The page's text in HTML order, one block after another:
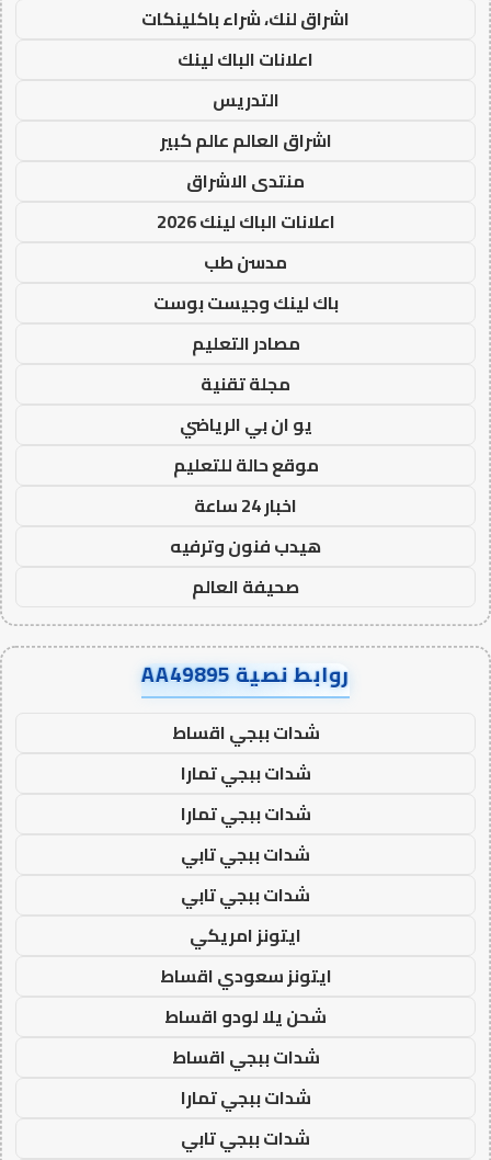
اشراق لنك، شراء باكلينكات
اعلانات الباك لينك
التدريس
اشراق العالم عالم كبير
منتدى الاشراق
اعلانات الباك لينك 2026
مدسن طب
باك لينك وجيست بوست
مصادر التعليم
مجلة تقنية
يو ان بي الرياضي
موقع حالة للتعليم
اخبار 24 ساعة
هيدب فنون وترفيه
صحيفة العالم
روابط نصية AA49895
شدات ببجي اقساط
شدات ببجي تمارا
شدات ببجي تمارا
شدات ببجي تابي
شدات ببجي تابي
ايتونز امريكي
ايتونز سعودي اقساط
شحن يلا لودو اقساط
شدات ببجي اقساط
شدات ببجي تمارا
شدات ببجي تابي